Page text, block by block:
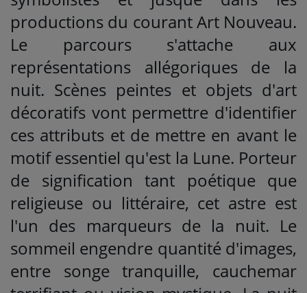
productions du courant Art Nouveau.
Le parcours s'attache aux
représentations allégoriques de la
nuit. Scènes peintes et objets d'art
décoratifs vont permettre d'identifier
ces attributs et de mettre en avant le
motif essentiel qu'est la Lune. Porteur
de signification tant poétique que
religieuse ou littéraire, cet astre est
l'un des marqueurs de la nuit. Le
sommeil engendre quantité d'images,
entre songe tranquille, cauchemar